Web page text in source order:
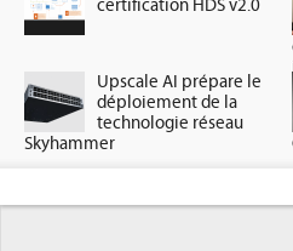
certification HDS v2.0
Upscale AI prépare le
déploiement de la
technologie réseau
Skyhammer